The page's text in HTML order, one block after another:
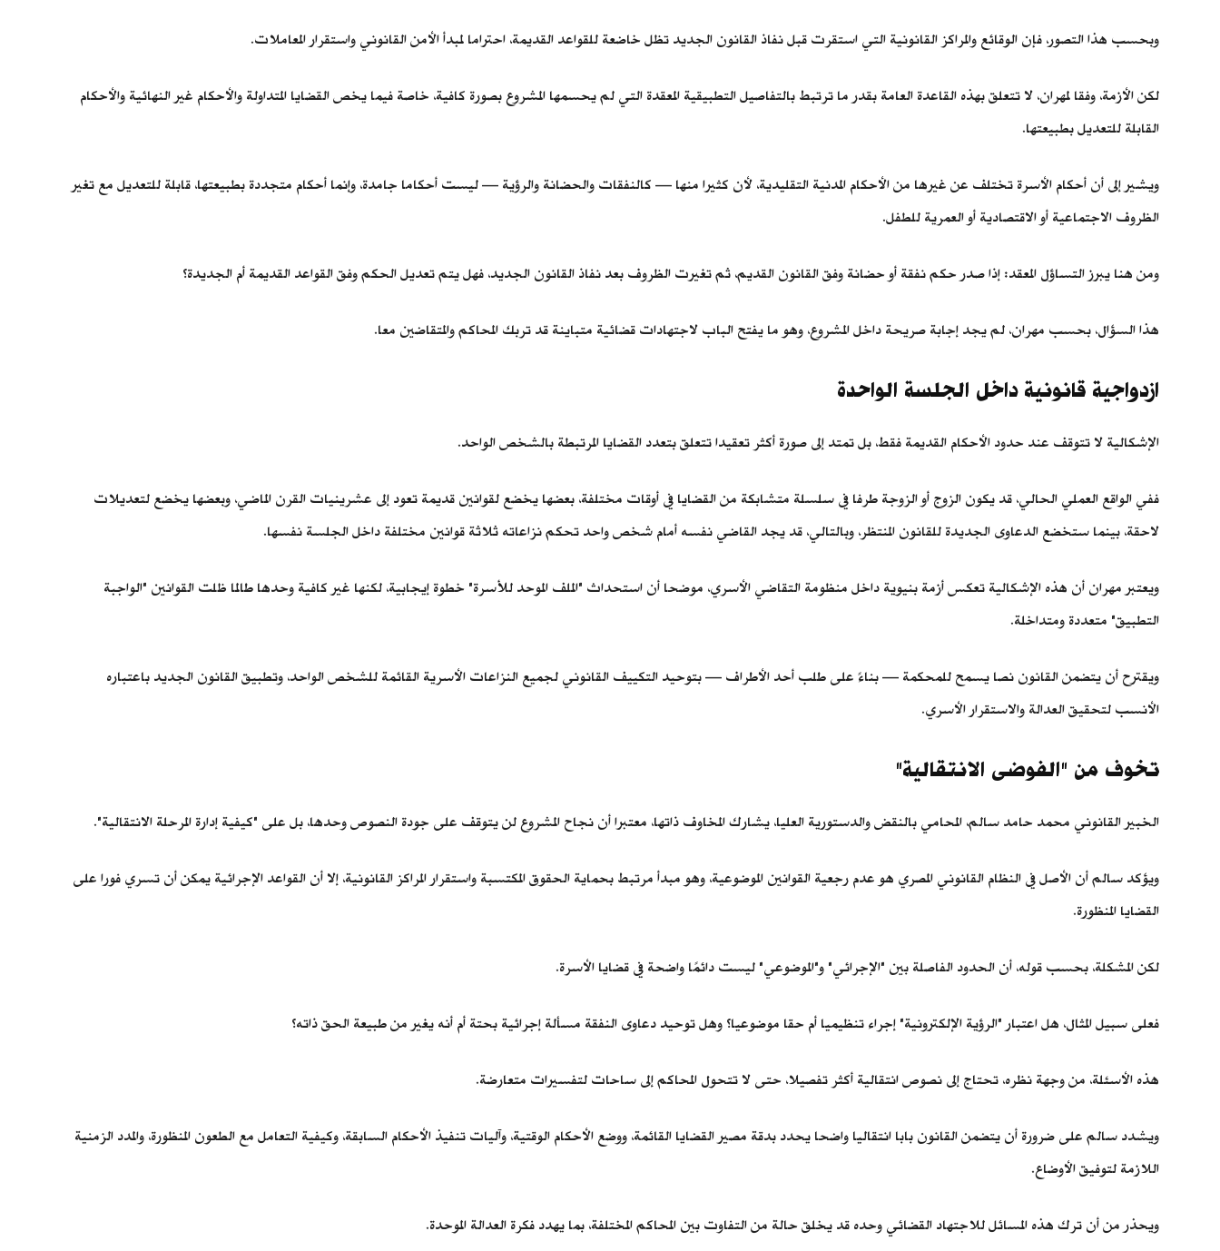
وبحسب هذا التصور، فإن الوقائع والمراكز القانونية التي استقرت قبل نفاذ القانون الجديد تظل خاضعة للقواعد القديمة، احتراما لمبدأ الأمن القانوني واستقرار المعاملات.
لكن الأزمة، وفقا لمهران، لا تتعلق بهذه القاعدة العامة بقدر ما ترتبط بالتفاصيل التطبيقية المعقدة التي لم يحسمها المشروع بصورة كافية، خاصة فيما يخص القضايا المتداولة والأحكام غير النهائية والأحكام
القابلة للتعديل بطبيعتها.
ويشير إلى أن أحكام الأسرة تختلف عن غيرها من الأحكام المدنية التقليدية، لأن كثيرا منها — كالنفقات والحضانة والرؤية — ليست أحكاما جامدة، وإنما أحكام متجددة بطبيعتها، قابلة للتعديل مع تغير
الظروف الاجتماعية أو الاقتصادية أو العمرية للطفل.
ومن هنا يبرز التساؤل المعقد: إذا صدر حكم نفقة أو حضانة وفق القانون القديم، ثم تغيرت الظروف بعد نفاذ القانون الجديد، فهل يتم تعديل الحكم وفق القواعد القديمة أم الجديدة؟
هذا السؤال، بحسب مهران، لم يجد إجابة صريحة داخل المشروع، وهو ما يفتح الباب لاجتهادات قضائية متباينة قد تربك المحاكم والمتقاضين معا.
ازدواجية قانونية داخل الجلسة الواحدة
الإشكالية لا تتوقف عند حدود الأحكام القديمة فقط، بل تمتد إلى صورة أكثر تعقيدا تتعلق بتعدد القضايا المرتبطة بالشخص الواحد.
ففي الواقع العملي الحالي، قد يكون الزوج أو الزوجة طرفا في سلسلة متشابكة من القضايا في أوقات مختلفة، بعضها يخضع لقوانين قديمة تعود إلى عشرينيات القرن الماضي، وبعضها يخضع لتعديلات
لاحقة، بينما ستخضع الدعاوى الجديدة للقانون المنتظر، وبالتالي، قد يجد القاضي نفسه أمام شخص واحد تحكم نزاعاته ثلاثة قوانين مختلفة داخل الجلسة نفسها.
ويعتبر مهران أن هذه الإشكالية تعكس أزمة بنيوية داخل منظومة التقاضي الأسري، موضحا أن استحداث "الملف الموحد للأسرة" خطوة إيجابية، لكنها غير كافية وحدها طالما ظلت القوانين "الواجبة
التطبيق" متعددة ومتداخلة.
ويقترح أن يتضمن القانون نصا يسمح للمحكمة — بناءً على طلب أحد الأطراف — بتوحيد التكييف القانوني لجميع النزاعات الأسرية القائمة للشخص الواحد، وتطبيق القانون الجديد باعتباره
الأنسب لتحقيق العدالة والاستقرار الأسري.
تخوف من "الفوضى الانتقالية"
الخبير القانوني محمد حامد سالم، المحامي بالنقض والدستورية العليا، يشارك المخاوف ذاتها، معتبرا أن نجاح المشروع لن يتوقف على جودة النصوص وحدها، بل على "كيفية إدارة المرحلة الانتقالية".
ويؤكد سالم أن الأصل في النظام القانوني المصري هو عدم رجعية القوانين الموضوعية، وهو مبدأ مرتبط بحماية الحقوق المكتسبة واستقرار المراكز القانونية، إلا أن القواعد الإجرائية يمكن أن تسري فورا على
القضايا المنظورة.
لكن المشكلة، بحسب قوله، أن الحدود الفاصلة بين "الإجرائي" و"الموضوعي" ليست دائمًا واضحة في قضايا الأسرة.
فعلى سبيل المثال، هل اعتبار "الرؤية الإلكترونية" إجراء تنظيميا أم حقا موضوعيا؟ وهل توحيد دعاوى النفقة مسألة إجرائية بحتة أم أنه يغير من طبيعة الحق ذاته؟
هذه الأسئلة، من وجهة نظره، تحتاج إلى نصوص انتقالية أكثر تفصيلا، حتى لا تتحول المحاكم إلى ساحات لتفسيرات متعارضة.
ويشدد سالم على ضرورة أن يتضمن القانون بابا انتقاليا واضحا يحدد بدقة مصير القضايا القائمة، ووضع الأحكام الوقتية، وآليات تنفيذ الأحكام السابقة، وكيفية التعامل مع الطعون المنظورة، والمدد الزمنية
اللازمة لتوفيق الأوضاع.
ويحذر من أن ترك هذه المسائل للاجتهاد القضائي وحده قد يخلق حالة من التفاوت بين المحاكم المختلفة، بما يهدد فكرة العدالة الموحدة.